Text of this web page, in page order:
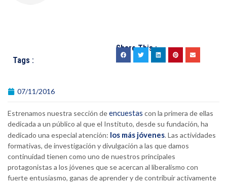
Tags :
Share This :
07/11/2016
Estrenamos nuestra sección deencuestas con la primera de ellas
dedicada a un público al que el Instituto, desde su fundación, ha
dedicado una especial atención: los más jóvenes. Las actividades
formativas, de investigación y divulgación a las que damos
continuidad tienen como uno de nuestros principales
protagonistas a los jóvenes que se acercan al liberalismo con
fuerte entusiasmo, ganas de aprender y de contribuir activamente